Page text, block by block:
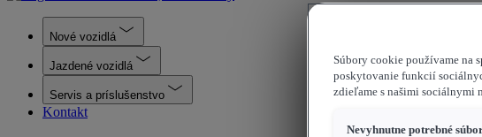
Nové vozidlá
Jazdené vozidlá
Servis a príslušenstvo
Kontakt
Súbory cookie používame na
poskytovanie funkcií
zdieľame s našimi sociálnymi
Nevyhnutne potrebné